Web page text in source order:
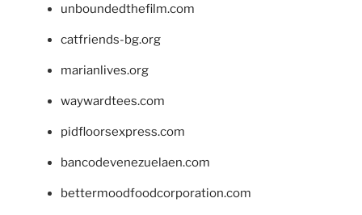
unboundedthefilm.com
catfriends-bg.org
marianlives.org
waywardtees.com
pidfloorsexpress.com
bancodevenezuelaen.com
bettermoodfoodcorporation.com